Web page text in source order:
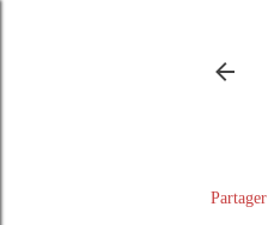
Partager